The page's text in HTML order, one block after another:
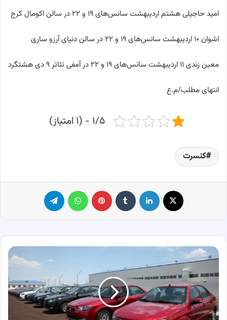
امید حاجیلی هشتم اردیبهشت سانس‌های ۱۹ و ۲۲ در سالن اکومال کرج
اشوان ۱۰ اردیبهشت سانس‌های ۱۹ و ۲۲ در سالن دنیای آرزو ساری
معین زندی ۱۱ اردیبهشت سانس‌های ۱۹ و ۲۲ در آمفی تئاتر ۹ دی هشتگرد
انتهای مطلب/م.ع
۱/۵ - (۱ امتیاز)
کنسرت
لینکدین ‫تامبلر پینترست
کاهش
قیمت
خودروهای
وارداتی/
قیمت
خودروهای
داخلی؛